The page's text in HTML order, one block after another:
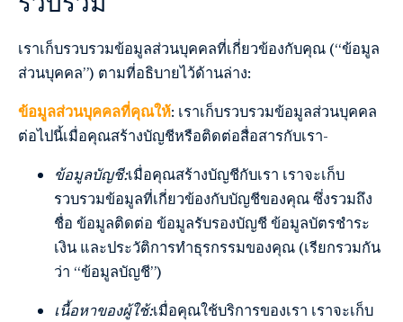
เราเก็บรวบรวมข้อมูลส่วนบุคคลที่เกี่ยวข้องกับคุณ (“ข้อมูล
ส่วนบุคคล”) ตามที่อธิบายไว้ด้านล่าง:
ข้อมูลส่วนบุคคลที่คุณให้: เราเก็บรวบรวมข้อมูลส่วนบุคคล
ต่อไปนี้เมื่อคุณสร้างบัญชีหรือติดต่อสื่อสารกับเรา-
ข้อมูลบัญชี:เมื่อคุณสร้างบัญชีกับเรา เราจะเก็บ
รวบรวมข้อมูลที่เกี่ยวข้องกับบัญชีของคุณ ซึ่งรวมถึง
ชื่อ ข้อมูลติดต่อ ข้อมูลรับรองบัญชี ข้อมูลบัตรชำระ
เงิน และประวัติการทำธุรกรรมของคุณ (เรียกรวมกัน
ว่า “ข้อมูลบัญชี”)
เนื้อหาของผู้ใช้:เมื่อคุณใช้บริการของเรา เราจะเก็บ